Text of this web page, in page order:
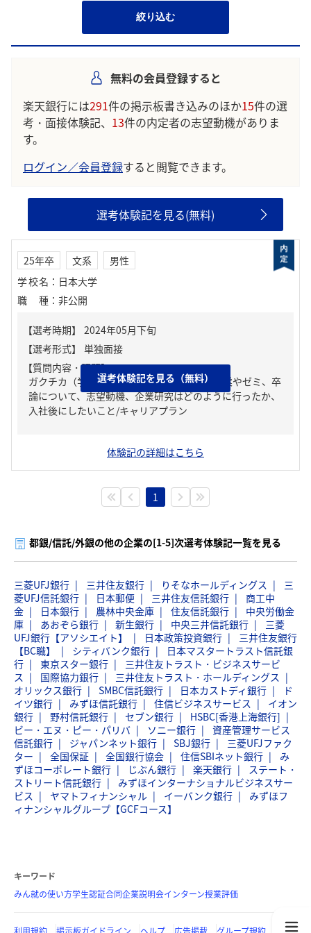
絞り込む
無料の会員登録すると
楽天銀行には291件の掲示板書き込みのほか15件の選
考・面接体験記、 13件の内定者の志望動機がありま
す。
ログイン／会員登録すると閲覧できます。
選考体験記を見る(無料)
25年卒 文系
男性
学校名 ： 日本大学
職種 ： 非公開
【質問内容・課題】
ガクチカ（学生時代に力を入れたこと）、授業やゼミ、卒
論について、志望動機、企業研究はどのように行ったか、
入社後にしたいこと/キャリアプラン
選考体験記を見る（無料）
体験記の詳細はこちら
1
都銀/信託/外銀の他の企業の[1-5]次選考体験記一覧を見る
三菱UFJ銀行 三井住友銀行 りそなホールディングス
三
菱UFJ信託銀行
日本郵便 三井住友信託銀行
商工中
金
日本銀行 農林中央金庫 住友信託銀行
中央労働金
庫
あおぞら銀行 新生銀行 中央三井信託銀行
三菱
UFJ銀行【アソシエイト】
日本政策投資銀行
三井住友銀行
【BC職】
シティバンク銀行
日本マスタートラスト信託銀
行
東京スター銀行
三井住友トラスト・ビジネスサービ
ス
国際協力銀行
三井住友トラスト・ホールディングス
オリックス銀行
SMBC信託銀行 日本カストディ銀行
ド
イツ銀行
みずほ信託銀行 住信ビジネスサービス
イオン
銀行
野村信託銀行 セブン銀行
HSBC[香港上海銀行]
ビー・エヌ・ピー・パリバ
ソニー銀行
資産管理サービス
信託銀行
ジャパンネット銀行 SBJ銀行
三菱UFJファク
ター
全国保証 全国銀行協会 住信SBIネット銀行
み
ずほコーポレート銀行
じぶん銀行 楽天銀行
ステート・
ストリート信託銀行
みずほインターナショナルビジネスサー
ビス
ヤマトフィナンシャル イーバンク銀行
みずほフ
ィナンシャルグループ【GCFコース】
キーワード
みん就の使い方学生認証合同企業説明会インターン授業評価